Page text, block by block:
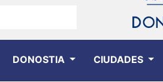
DONOSTIA CIUDADES